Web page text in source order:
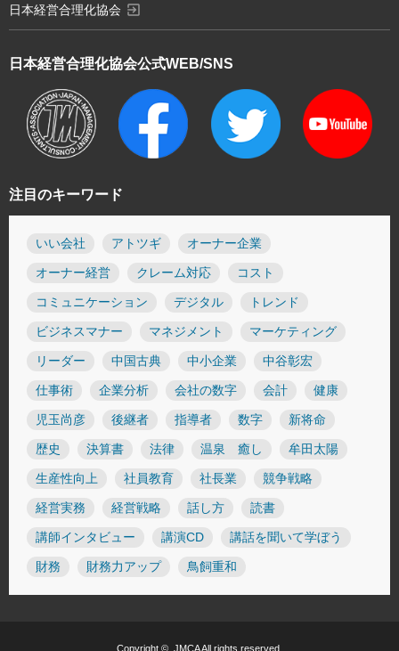
注目のキーワード
いい会社 アトツギ オーナー企業
オーナー経営 クレーム対応 コスト
コミュニケーション デジタル トレンド
ビジネスマナー マネジメント マーケティング
リーダー 中国古典 中小企業 中谷彰宏
仕事術 企業分析 会社の数字 会計 健康
児玉尚彦 後継者 指導者 数字 新将命
歴史 決算書 法律 温泉 癒し 牟田太陽
生産性向上 社員教育 社長業 競争戦略
経営実務 経営戦略 話し方 読書
講師インタビュー 講演CD 講話を聞いて学ぼう
財務 財務力アップ 鳥飼重和
日本経営合理化協会公式WEB/SNS
日本経営合理化協会 exit_to_app
Copyright © JMCAAll rights reserved.